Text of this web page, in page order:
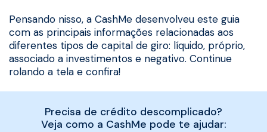
Pensando nisso, a CashMe desenvolveu este guia
com as principais informações relacionadas aos
diferentes tipos de capital de giro: líquido, próprio,
associado a investimentos e negativo. Continue
rolando a tela e confira!
Precisa de crédito descomplicado?
Veja como a CashMe pode te ajudar: